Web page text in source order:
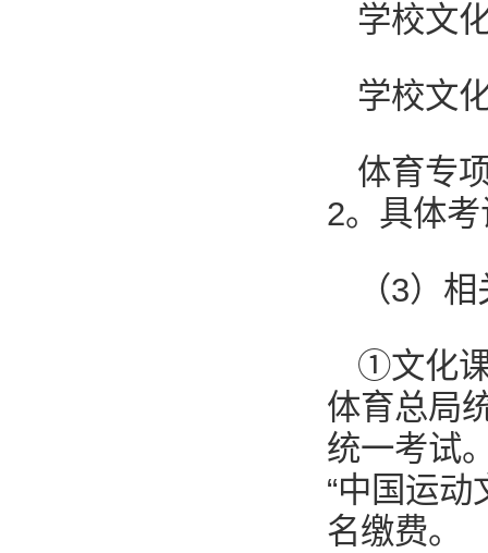
学校文
学校文
体育专
2。具体
（3）
①文化
体育总局
统一考试
“中国运动
名缴费。